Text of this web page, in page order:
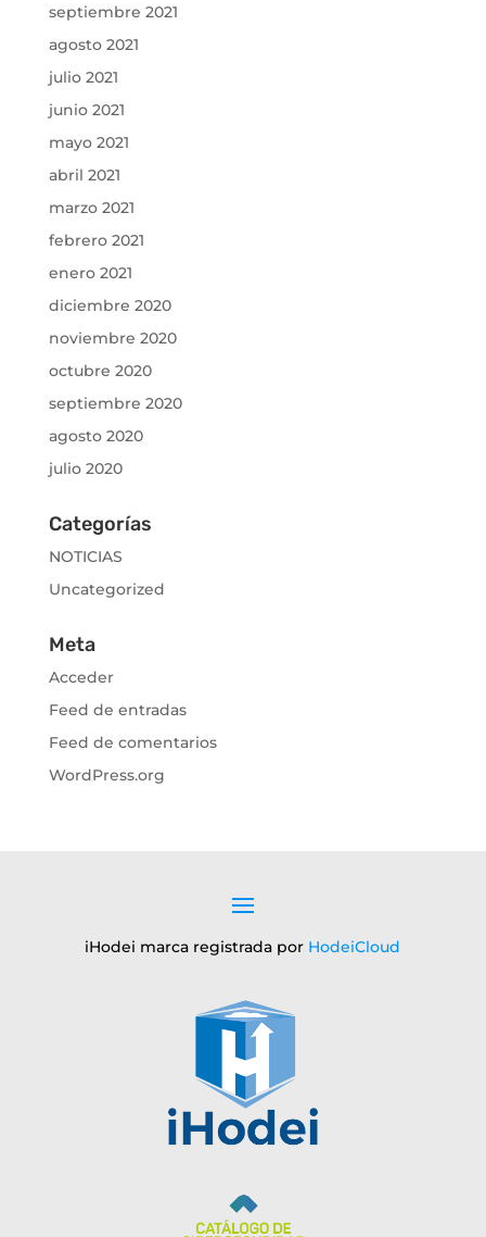
septiembre 2021
agosto 2021
julio 2021
junio 2021
mayo 2021
abril 2021
marzo 2021
febrero 2021
enero 2021
diciembre 2020
noviembre 2020
octubre 2020
septiembre 2020
agosto 2020
julio 2020
Categorías
NOTICIAS
Uncategorized
Meta
Acceder
Feed de entradas
Feed de comentarios
WordPress.org
iHodei marca registrada por HodeiCloud